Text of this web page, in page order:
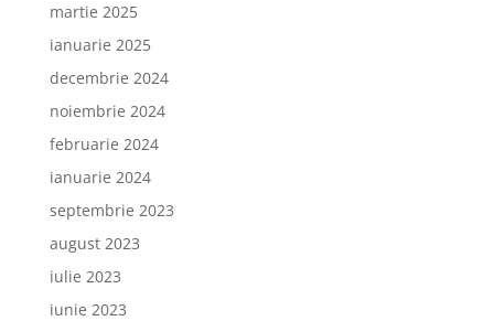
martie 2025
ianuarie 2025
decembrie 2024
noiembrie 2024
februarie 2024
ianuarie 2024
septembrie 2023
august 2023
iulie 2023
iunie 2023